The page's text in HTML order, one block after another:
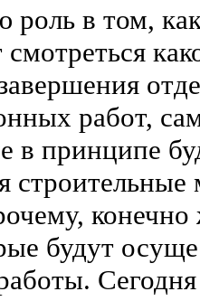
в том,
работ,
в принципе
будут
Сегодня